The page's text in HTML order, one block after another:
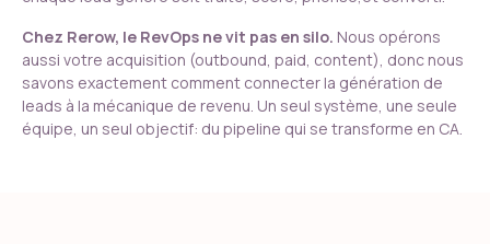
Chez Rerow, le RevOps ne vit pas en silo. Nous opérons
aussi votre acquisition (outbound, paid, content), donc nous
savons exactement comment connecter la génération de
leads à la mécanique de revenu. Un seul système, une seule
équipe, un seul objectif: du pipeline qui se transforme en CA.